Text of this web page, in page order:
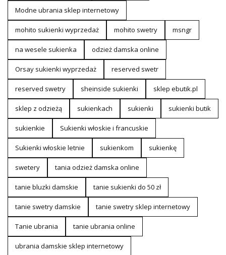
Modne ubrania sklep internetowy
mohito sukienki wyprzedaż mohito swetry msngr
na wesele sukienka odzież damska online
Orsay sukienki wyprzedaż reserved swetr
reserved swetry sheinside sukienki sklep ebutik.pl
sklep z odzieżą sukienkach sukienki sukienki butik
sukienkie Sukienki włoskie i francuskie
Sukienki włoskie letnie sukienkom sukienkę
swetery tania odzież damska online
tanie bluzki damskie tanie sukienki do 50 zł
tanie swetry damskie tanie swetry sklep internetowy
Tanie ubrania tanie ubrania online
ubrania damskie sklep internetowy